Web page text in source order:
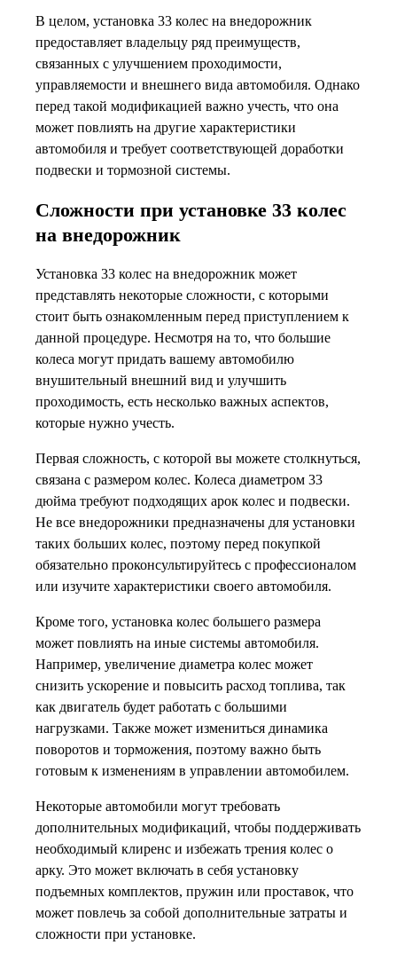
В целом, установка 33 колес на внедорожник
предоставляет владельцу ряд преимуществ,
связанных с улучшением проходимости,
управляемости и внешнего вида автомобиля. Однако
перед такой модификацией важно учесть, что она
может повлиять на другие характеристики
автомобиля и требует соответствующей доработки
подвески и тормозной системы.
Сложности при установке 33 колес
на внедорожник
Установка 33 колес на внедорожник может
представлять некоторые сложности, с которыми
стоит быть ознакомленным перед приступлением к
данной процедуре. Несмотря на то, что большие
колеса могут придать вашему автомобилю
внушительный внешний вид и улучшить
проходимость, есть несколько важных аспектов,
которые нужно учесть.
Первая сложность, с которой вы можете столкнуться,
связана с размером колес. Колеса диаметром 33
дюйма требуют подходящих арок колес и подвески.
Не все внедорожники предназначены для установки
таких больших колес, поэтому перед покупкой
обязательно проконсультируйтесь с профессионалом
или изучите характеристики своего автомобиля.
Кроме того, установка колес большего размера
может повлиять на иные системы автомобиля.
Например, увеличение диаметра колес может
снизить ускорение и повысить расход топлива, так
как двигатель будет работать с большими
нагрузками. Также может измениться динамика
поворотов и торможения, поэтому важно быть
готовым к изменениям в управлении автомобилем.
Некоторые автомобили могут требовать
дополнительных модификаций, чтобы поддерживать
необходимый клиренс и избежать трения колес о
арку. Это может включать в себя установку
подъемных комплектов, пружин или проставок, что
может повлечь за собой дополнительные затраты и
сложности при установке.